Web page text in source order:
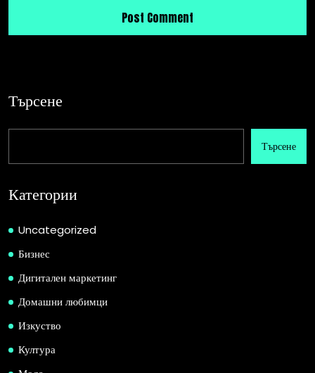
Търсене
Търсене
Категории
Uncategorized
Бизнес
Дигитален маркетинг
Домашни любимци
Изкуство
Култура